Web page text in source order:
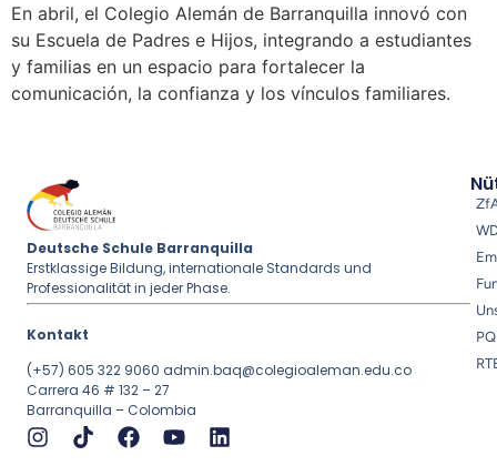
En abril, el Colegio Alemán de Barranquilla innovó con
su Escuela de Padres e Hijos, integrando a estudiantes
y familias en un espacio para fortalecer la
comunicación, la confianza y los vínculos familiares.
Deutsche Schule Barranquilla
Erstklassige Bildung, internationale Standards und
Professionalität in jeder Phase.
Kontakt
(+57) 605 322 9060 admin.baq@colegioaleman.edu.co
Carrera 46 # 132 – 27
Barranquilla – Colombia